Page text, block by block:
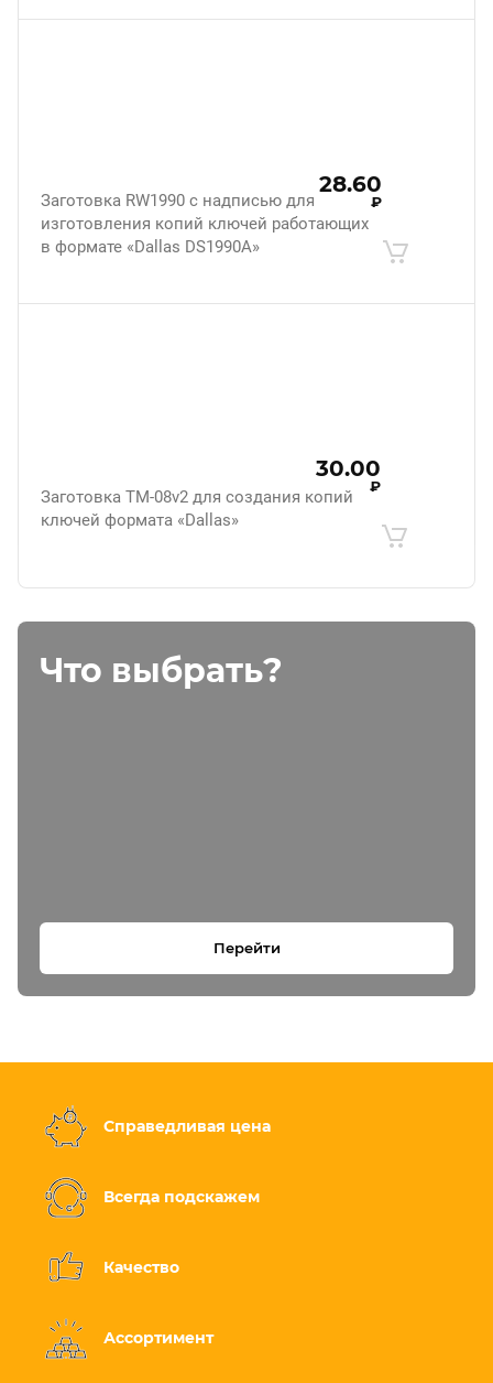
Заготовка RW1990 с надписью для
изготовления копий ключей работающих
в формате «Dallas DS1990A»
28.60
₽
Заготовка ТМ-08v2 для создания копий
ключей формата «Dallas»
30.00
₽
Что выбрать?
Перейти
Справедливая цена
Всегда подскажем
Качество
Ассортимент